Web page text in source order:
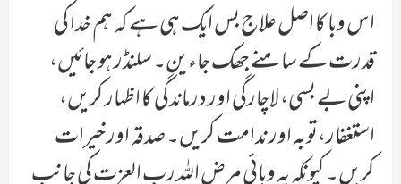
اس وبا کا اصل علاج بس ایک ہی ہے کہ ہم خدا کی
قدرت کے سامنے جھک جاءین۔ سلنڈر ہو جائیں،
اپنی بے بسی، لاچارگی اور درماندگی کا اظہار کریں،
استغفار،توبہ اور ندامت کریں۔ صدقہ اور خیرات
کریں۔ کیونکہ یہ وبائی مرض اللہ رب العزت کی جانب